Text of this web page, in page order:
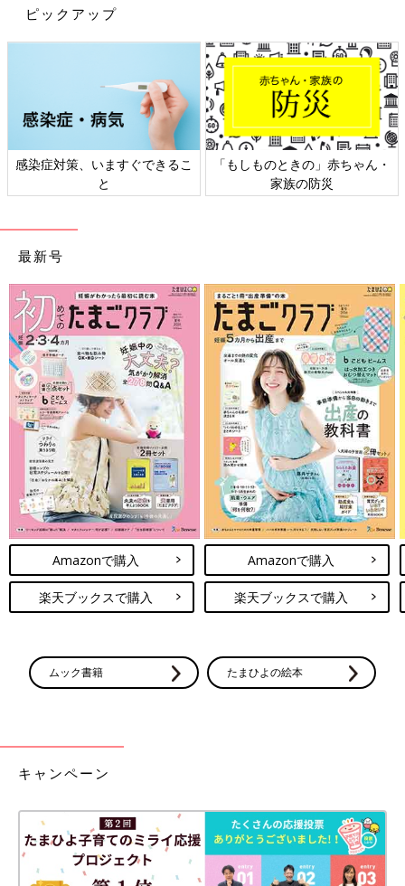
ピックアップ
感染症対策、いますぐできるこ
と
「もしものときの」赤ちゃん・
家族の防災
最新号
Amazonで購入
楽天ブックスで購入
Amazonで購入
楽天ブックスで購入
ムック書籍 たまひよの絵本
キャンペーン